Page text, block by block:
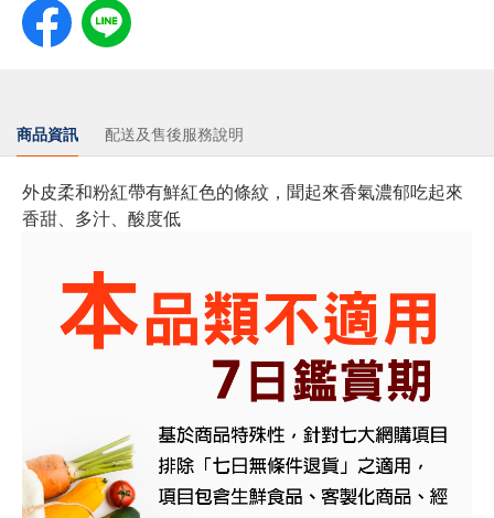
商品資訊 配送及售後服務說明
外皮柔和粉紅帶有鮮紅色的條紋， 聞起來香氣濃郁吃起來
香甜、多汁、酸度低